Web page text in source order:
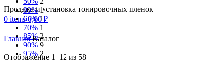
Продажа и установка тонировочных пленок
0 items 0,00₽
80% 1
65% 1
70% 1
85% 2
90% 9
95% 2
ГлавнаяКаталог
Отображение 1–12 из 58